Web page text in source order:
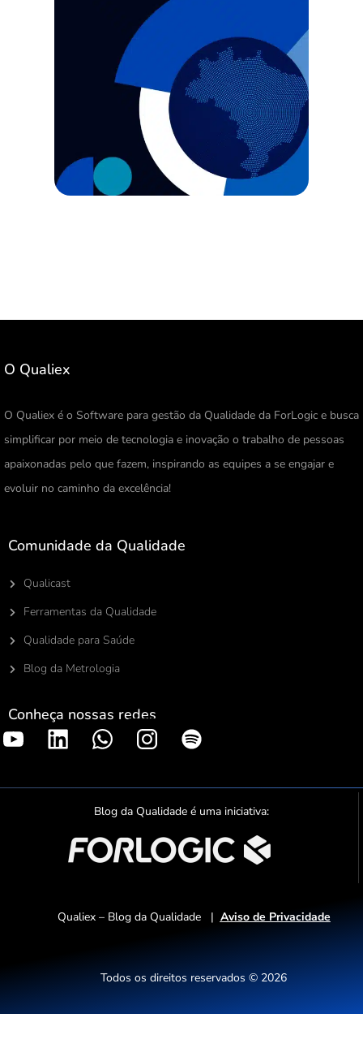
O Qualiex
O Qualiex é o Software para gestão da Qualidade da ForLogic e busca
simplificar por meio de tecnologia e inovação o trabalho de pessoas
apaixonadas pelo que fazem, inspirando as equipes a se engajar e
evoluir no caminho da excelência!
Comunidade da Qualidade
Qualicast
Ferramentas da Qualidade
Qualidade para Saúde
Blog da Metrologia
Conheça nossas redes
S
o
t
i
f
y
Blog da Qualidade é uma iniciativa:
Qualiex – Blog da Qualidade | Aviso de Privacidade
Todos os direitos reservados © 2026